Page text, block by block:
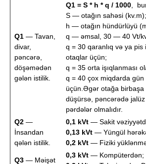
Q1 — Tavan,
divar,
pəncərə,
döşəmədən
gələn istilik.
Q1 = S * h * q / 1000 ,
S — otağın sahəsi (kv.m);
h — otağın hündürlüyü
q — əmsal, 30 — 40 Vt/
q = 30 qaranlıq və ya pis
otaqlar üçün;
q = 35 orta işıqlanması
q = 40 çox miqdarda gün
üçün.Əgər otağa birbaşa
düşürsə, pəncərədə
pərdələr olmalıdır.
Q2 —
İnsandan
qələn istilik.
0,1 kVt — Sakit
0,13 kVt — Yüngül
0,2 kVt — Fiziki
Q3 — Məişət
0,3 kVt — Kompüterdən;